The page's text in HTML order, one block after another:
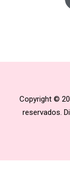
Copyright ©
reservados.